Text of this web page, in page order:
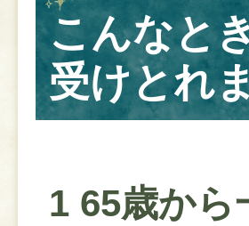
こんなと
受けとれ
1 65歳から